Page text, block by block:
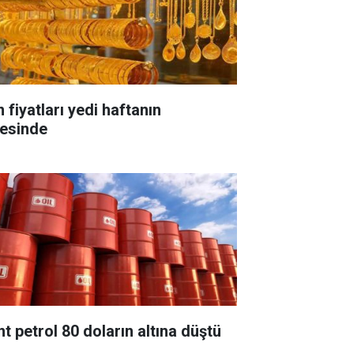
fiyatları yedi haftanın
petrol 80 doların altına düştü